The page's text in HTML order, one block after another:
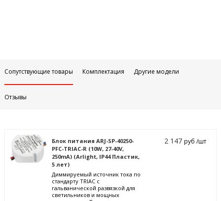
Сопутствующие товары Комплектация Другие модели
Отзывы
Блок питания ARJ-SP-40250-
PFC-TRIAC-R (10W, 27-40V,
250mA) (Arlight, IP44 Пластик,
5 лет)
Диммируемый источник тока по
стандарту TRIAC с
гальванической развязкой для
светильников и мощных
2 147руб /шт